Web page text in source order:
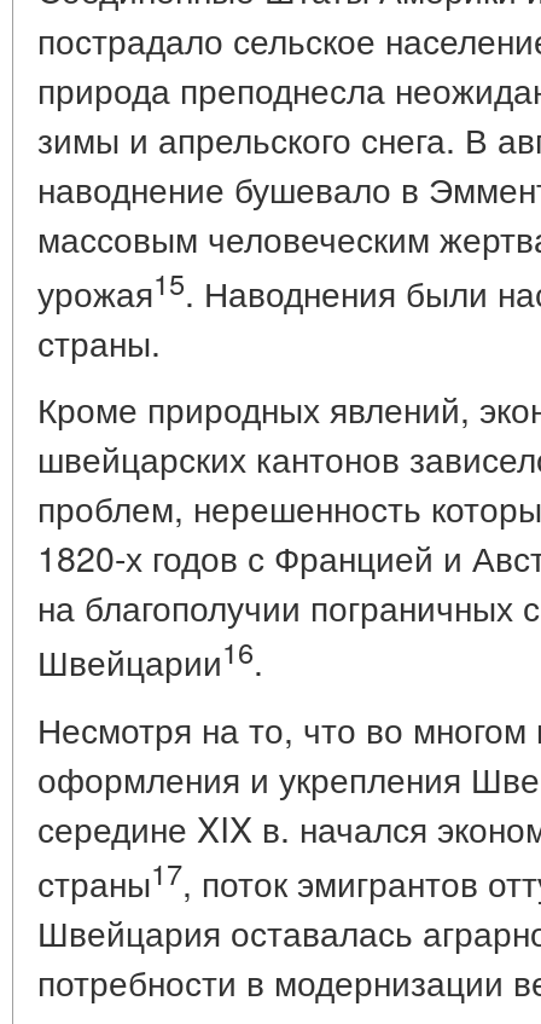
пострадало сельское
природа преподнесла
зимы и апрельского снега. В
наводнение бушевало в
массовым человеческим
урожая15. Наводнения были
страны.
Кроме природных явлений,
швейцарских кантонов
проблем, нерешенность
1820-х годов с Францией и
на благополучии пограничных
Швейцарии16.
Несмотря на то, что во
оформления и укрепления
середине XIX в. начался
страны17, поток эмигрантов
Швейцария оставалась
потребности в модернизации